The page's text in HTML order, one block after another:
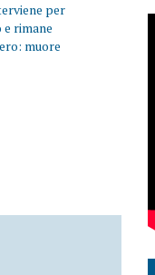
per
e rimane
muore